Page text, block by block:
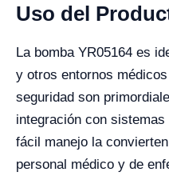
Uso del
La bomba YR05164 es
y otros entornos
seguridad son
integración con
fácil manejo la
personal médico y de